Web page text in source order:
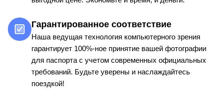
Гарантированное соответствие
Наша ведущая технология компьютерного зрения
гарантирует 100%-ное принятие вашей фотографии
для паспорта с учетом современных официальных
требований. Будьте уверены и наслаждайтесь
поездкой!